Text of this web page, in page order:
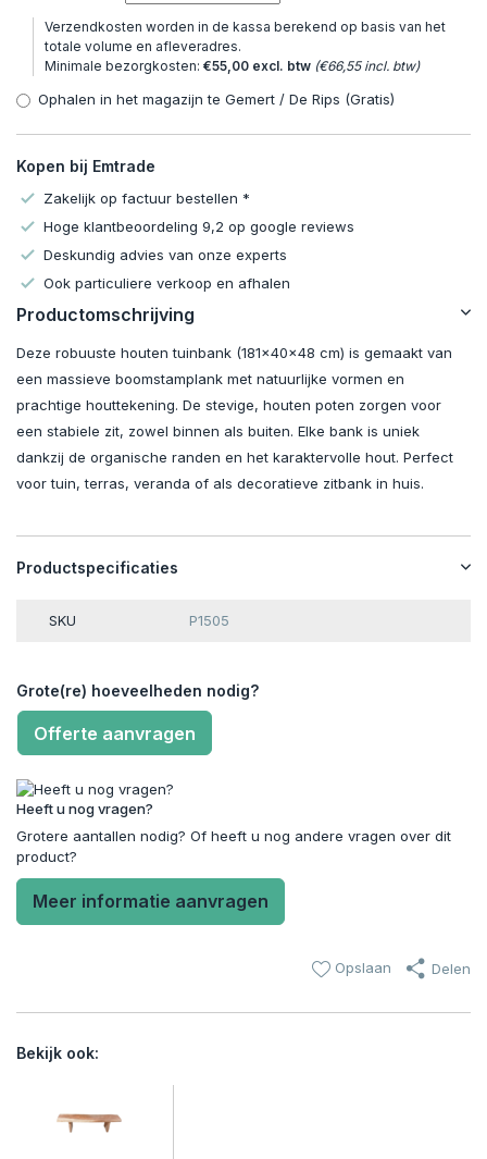
Verzendkosten worden in de kassa berekend op basis van het
totale volume en afleveradres.
Minimale bezorgkosten: €55,00 excl. btw (€66,55 incl. btw)
Ophalen in het magazijn te Gemert / De Rips (Gratis)
Kopen bij Emtrade
Zakelijk op factuur bestellen *
Hoge klantbeoordeling 9,2 op google reviews
Deskundig advies van onze experts
Ook particuliere verkoop en afhalen
Productomschrijving
Deze robuuste houten tuinbank (181x40x48 cm) is gemaakt van
een massieve boomstamplank met natuurlijke vormen en
prachtige houttekening. De stevige, houten poten zorgen voor
een stabiele zit, zowel binnen als buiten. Elke bank is uniek
dankzij de organische randen en het karaktervolle hout. Perfect
voor tuin, terras, veranda of als decoratieve zitbank in huis.
Productspecificaties
SKU P1505
Grote(re) hoeveelheden nodig?
Offerte aanvragen
Heeft u nog vragen?
Grotere aantallen nodig? Of heeft u nog andere vragen over dit
product?
Meer informatie aanvragen
Opslaan Delen
Bekijk ook: